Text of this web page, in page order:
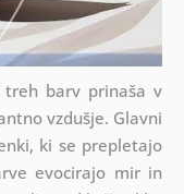
treh barv prinaša v
vzdušje. Glavni
ki se prepletajo
evocirajo mir in